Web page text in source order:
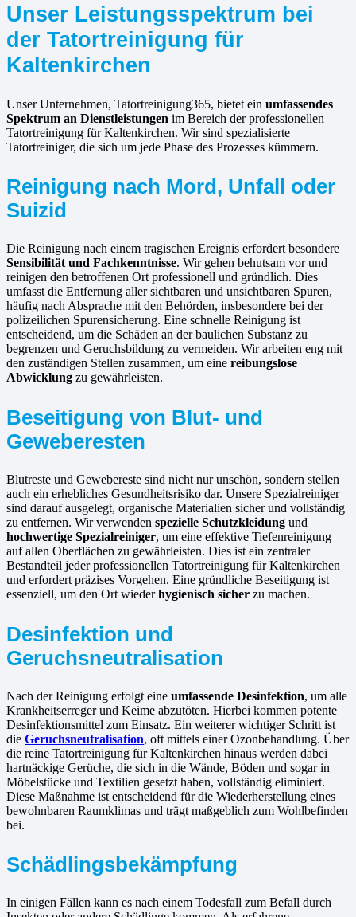
Unser Leistungsspektrum bei
der Tatortreinigung für
Kaltenkirchen
Unser Unternehmen, Tatortreinigung365, bietet ein umfassendes
Spektrum an Dienstleistungen im Bereich der professionellen
Tatortreinigung für Kaltenkirchen. Wir sind spezialisierte
Tatortreiniger, die sich um jede Phase des Prozesses kümmern.
Reinigung nach Mord, Unfall oder
Suizid
Die Reinigung nach einem tragischen Ereignis erfordert besondere
Sensibilität und Fachkenntnisse. Wir gehen behutsam vor und
reinigen den betroffenen Ort professionell und gründlich. Dies
umfasst die Entfernung aller sichtbaren und unsichtbaren Spuren,
häufig nach Absprache mit den Behörden, insbesondere bei der
polizeilichen Spurensicherung. Eine schnelle Reinigung ist
entscheidend, um die Schäden an der baulichen Substanz zu
begrenzen und Geruchsbildung zu vermeiden. Wir arbeiten eng mit
den zuständigen Stellen zusammen, um eine reibungslose
Abwicklung zu gewährleisten.
Beseitigung von Blut- und
Geweberesten
Blutreste und Gewebereste sind nicht nur unschön, sondern stellen
auch ein erhebliches Gesundheitsrisiko dar. Unsere Spezialreiniger
sind darauf ausgelegt, organische Materialien sicher und vollständig
zu entfernen. Wir verwenden spezielle Schutzkleidung und
hochwertige Spezialreiniger, um eine effektive Tiefenreinigung
auf allen Oberflächen zu gewährleisten. Dies ist ein zentraler
Bestandteil jeder professionellen Tatortreinigung für Kaltenkirchen
und erfordert präzises Vorgehen. Eine gründliche Beseitigung ist
essenziell, um den Ort wiederhygienisch sicher zu machen.
Desinfektion und
Geruchsneutralisation
Nach der Reinigung erfolgt eine umfassende Desinfektion, um alle
Krankheitserreger und Keime abzutöten. Hierbei kommen potente
Desinfektionsmittel zum Einsatz. Ein weiterer wichtiger Schritt ist
die Geruchsneutralisation, oft mittels einer Ozonbehandlung. Über
die reine Tatortreinigung für Kaltenkirchen hinaus werden dabei
hartnäckige Gerüche, die sich in die Wände, Böden und sogar in
Möbelstücke und Textilien gesetzt haben, vollständig eliminiert.
Diese Maßnahme ist entscheidend für die Wiederherstellung eines
bewohnbaren Raumklimas und trägt maßgeblich zum Wohlbefinden
bei.
Schädlingsbekämpfung
In einigen Fällen kann es nach einem Todesfall zum Befall durch